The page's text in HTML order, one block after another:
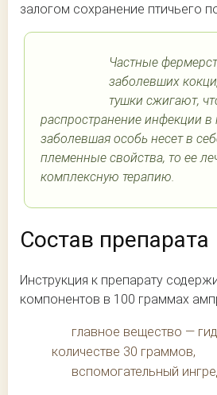
залогом сохранение птичьего
Частные
заболевших
тушки сжигают,
распространение инфекции в
заболевшая особь несет в
племенные свойства, то ее
комплексную терапию.
Состав препарата
Инструкция к препарату
компонентов в 100 граммах
главное вещество —
количестве 30 граммов,
вспомогательный